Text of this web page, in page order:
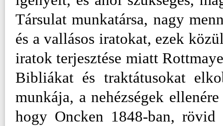
Társulat munkatársa, nagy
és a vallásos iratokat, ezek
iratok terjesztése miatt
Bibliákat és traktátusokat
munkája, a nehézségek
hogy Oncken 1848-ban, rövid